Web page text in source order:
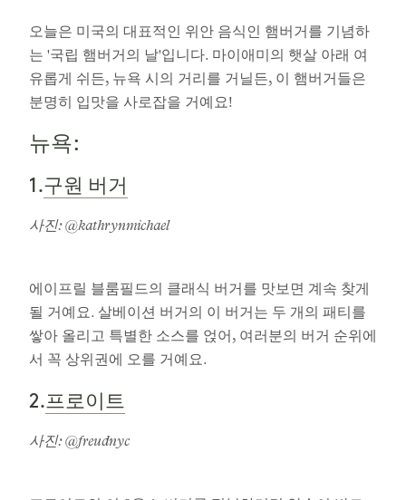
오늘은 미국의 대표적인 위안 음식인 햄버거를 기념하
는 '국립 햄버거의 날'입니다. 마이애미의 햇살 아래 여
유롭게 쉬든, 뉴욕 시의 거리를 거닐든, 이 햄버거들은
분명히 입맛을 사로잡을 거예요!
뉴욕:
1.구원 버거
사진: @kathrynmichael
에이프릴 블룸필드의 클래식 버거를 맛보면 계속 찾게
될 거예요. 살베이션 버거의 이 버거는 두 개의 패티를
쌓아 올리고 특별한 소스를 얹어, 여러분의 버거 순위에
서 꼭 상위권에 오를 거예요.
2.프로이트
사진: @freudnyc​​​​